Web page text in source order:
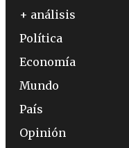
+ análisis
Política
Economía
Mundo
País
Opinión